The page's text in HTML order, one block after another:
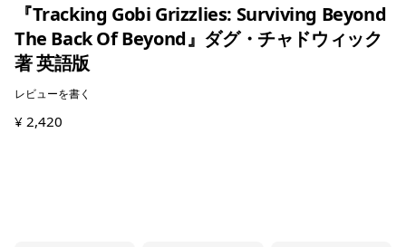
『Tracking Gobi Grizzlies: Surviving Beyond
The Back Of Beyond』ダグ・チャドウィック
著 英語版
レビューを書く
¥ 2,420